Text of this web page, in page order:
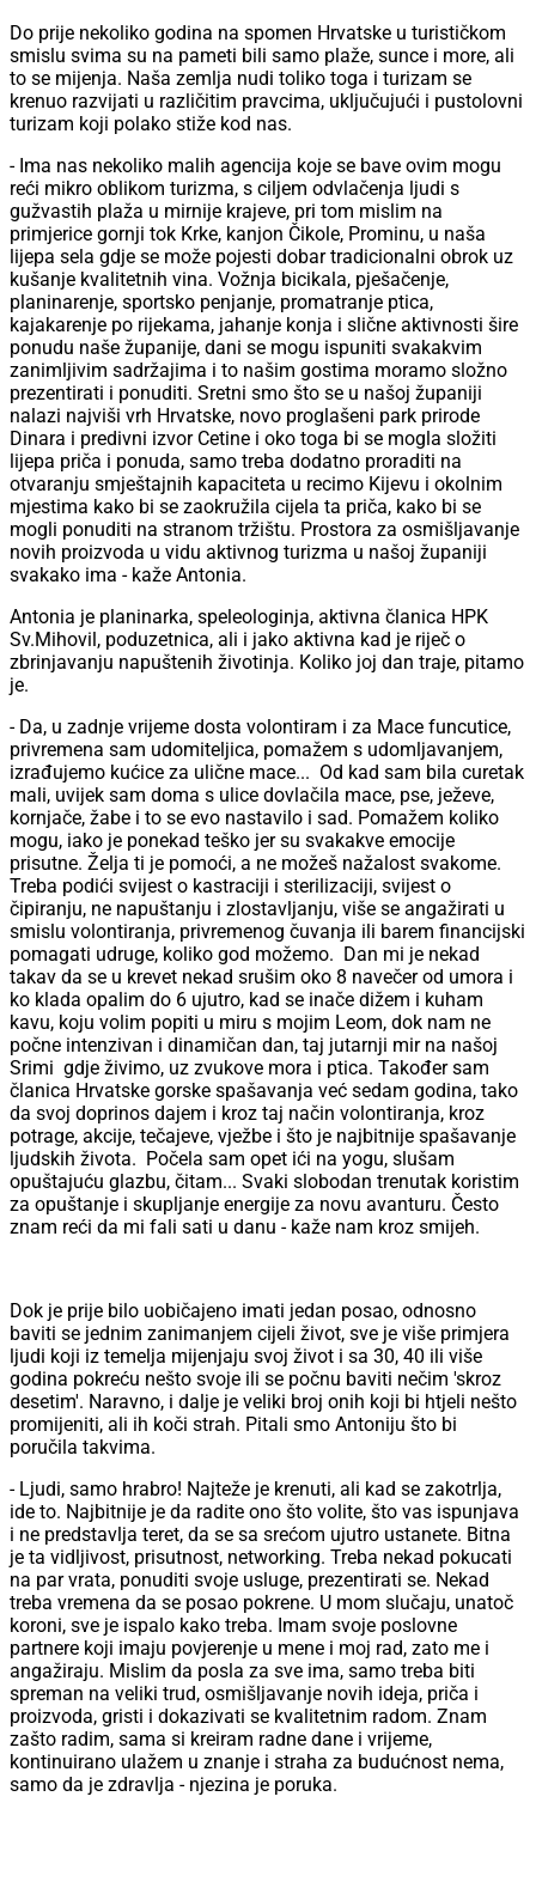
Do prije nekoliko godina na spomen Hrvatske u turističkom
smislu svima su na pameti bili samo plaže, sunce i more, ali
to se mijenja. Naša zemlja nudi toliko toga i turizam se
krenuo razvijati u različitim pravcima, uključujući i pustolovni
turizam koji polako stiže kod nas.
- Ima nas nekoliko malih agencija koje se bave ovim mogu
reći mikro oblikom turizma, s ciljem odvlačenja ljudi s
gužvastih plaža u mirnije krajeve, pri tom mislim na
primjerice gornji tok Krke, kanjon Čikole, Prominu, u naša
lijepa sela gdje se može pojesti dobar tradicionalni obrok uz
kušanje kvalitetnih vina. Vožnja bicikala, pješačenje,
planinarenje, sportsko penjanje, promatranje ptica,
kajakarenje po rijekama, jahanje konja i slične aktivnosti šire
ponudu naše županije, dani se mogu ispuniti svakakvim
zanimljivim sadržajima i to našim gostima moramo složno
prezentirati i ponuditi. Sretni smo što se u našoj županiji
nalazi najviši vrh Hrvatske, novo proglašeni park prirode
Dinara i predivni izvor Cetine i oko toga bi se mogla složiti
lijepa priča i ponuda, samo treba dodatno proraditi na
otvaranju smještajnih kapaciteta u recimo Kijevu i okolnim
mjestima kako bi se zaokružila cijela ta priča, kako bi se
mogli ponuditi na stranom tržištu. Prostora za osmišljavanje
novih proizvoda u vidu aktivnog turizma u našoj županiji
svakako ima - kaže Antonia.
Antonia je planinarka, speleologinja, aktivna članica HPK
Sv.Mihovil, poduzetnica, ali i jako aktivna kad je riječ o
zbrinjavanju napuštenih životinja. Koliko joj dan traje, pitamo
je.
- Da, u zadnje vrijeme dosta volontiram i za Mace funcutice,
privremena sam udomiteljica, pomažem s udomljavanjem,
izrađujemo kućice za ulične mace... Od kad sam bila curetak
mali, uvijek sam doma s ulice dovlačila mace, pse, ježeve,
kornjače, žabe i to se evo nastavilo i sad. Pomažem koliko
mogu, iako je ponekad teško jer su svakakve emocije
prisutne. Želja ti je pomoći, a ne možeš nažalost svakome.
Treba podići svijest o kastraciji i sterilizaciji, svijest o
čipiranju, ne napuštanju i zlostavljanju, više se angažirati u
smislu volontiranja, privremenog čuvanja ili barem financijski
pomagati udruge, koliko god možemo. Dan mi je nekad
takav da se u krevet nekad srušim oko 8 navečer od umora i
ko klada opalim do 6 ujutro, kad se inače dižem i kuham
kavu, koju volim popiti u miru s mojim Leom, dok nam ne
počne intenzivan i dinamičan dan, taj jutarnji mir na našoj
Srimi gdje živimo, uz zvukove mora i ptica. Također sam
članica Hrvatske gorske spašavanja već sedam godina, tako
da svoj doprinos dajem i kroz taj način volontiranja, kroz
potrage, akcije, tečajeve, vježbe i što je najbitnije spašavanje
ljudskih života. Počela sam opet ići na yogu, slušam
opuštajuću glazbu, čitam... Svaki slobodan trenutak koristim
za opuštanje i skupljanje energije za novu avanturu. Često
znam reći da mi fali sati u danu - kaže nam kroz smijeh.
Dok je prije bilo uobičajeno imati jedan posao, odnosno
baviti se jednim zanimanjem cijeli život, sve je više primjera
ljudi koji iz temelja mijenjaju svoj život i sa 30, 40 ili više
godina pokreću nešto svoje ili se počnu baviti nečim 'skroz
desetim'. Naravno, i dalje je veliki broj onih koji bi htjeli nešto
promijeniti, ali ih koči strah. Pitali smo Antoniju što bi
poručila takvima.
- Ljudi, samo hrabro! Najteže je krenuti, ali kad se zakotrlja,
ide to. Najbitnije je da radite ono što volite, što vas ispunjava
i ne predstavlja teret, da se sa srećom ujutro ustanete. Bitna
je ta vidljivost, prisutnost, networking. Treba nekad pokucati
na par vrata, ponuditi svoje usluge, prezentirati se. Nekad
treba vremena da se posao pokrene. U mom slučaju, unatoč
koroni, sve je ispalo kako treba. Imam svoje poslovne
partnere koji imaju povjerenje u mene i moj rad, zato me i
angažiraju. Mislim da posla za sve ima, samo treba biti
spreman na veliki trud, osmišljavanje novih ideja, priča i
proizvoda, gristi i dokazivati se kvalitetnim radom. Znam
zašto radim, sama si kreiram radne dane i vrijeme,
kontinuirano ulažem u znanje i straha za budućnost nema,
samo da je zdravlja - njezina je poruka.